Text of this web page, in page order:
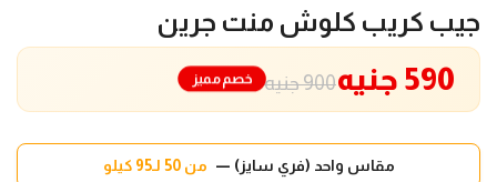
جيب كريب كلوش منت جرين
900 جنيه 590 جنيه خصم مميز
مقاس واحد (فري سايز) — من 50 لـ95 كيلو